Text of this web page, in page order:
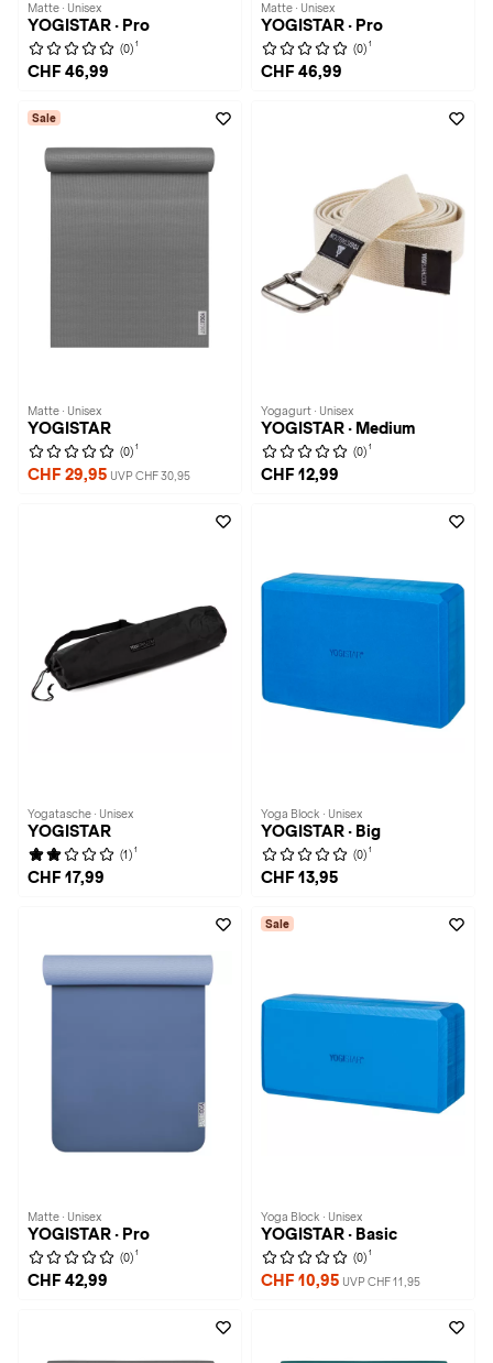
Matte · Unisex
YOGISTAR · Pro
(0) 1
CHF 46,99
Matte · Unisex
YOGISTAR · Pro
(0) 1
CHF 46,99
Sale
Matte · Unisex
YOGISTAR
(0) 1
CHF 29,95 UVP CHF 30,95
Yogagurt · Unisex
YOGISTAR · Medium
(0) 1
CHF 12,99
Yogatasche · Unisex
YOGISTAR
(1) 1
CHF 17,99
Yoga Block · Unisex
YOGISTAR · Big
(0) 1
CHF 13,95
Matte · Unisex
YOGISTAR · Pro
(0) 1
CHF 42,99
Sale
Yoga Block · Unisex
YOGISTAR · Basic
(0) 1
CHF 10,95 UVP CHF 11,95